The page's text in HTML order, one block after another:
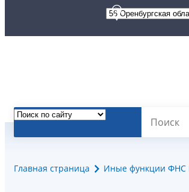
Главная страница Иные функции ФНС